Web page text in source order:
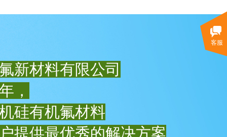
新材料有限公司
，
硅有机氟材料
提供最优秀的解决方案
客服